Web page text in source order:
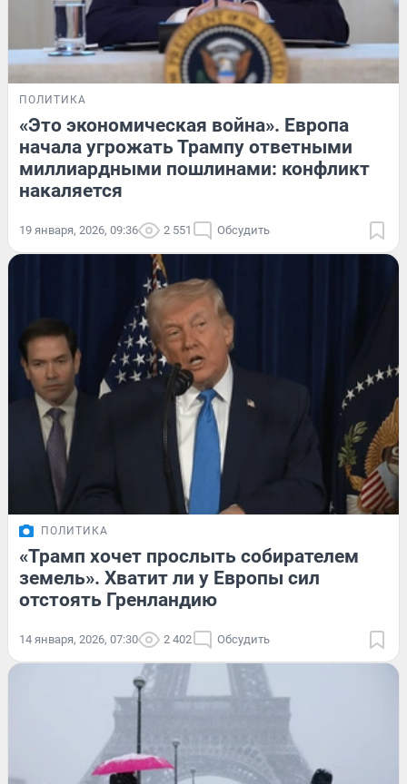
ПОЛИТИКА
«Это экономическая война». Европа
начала угрожать Трампу ответными
миллиардными пошлинами: конфликт
накаляется
19 января, 2026, 09:36 2 551 Обсудить
ПОЛИТИКА
«Трамп хочет прослыть собирателем
земель». Хватит ли у Европы сил
отстоять Гренландию
14 января, 2026, 07:30 2 402 Обсудить